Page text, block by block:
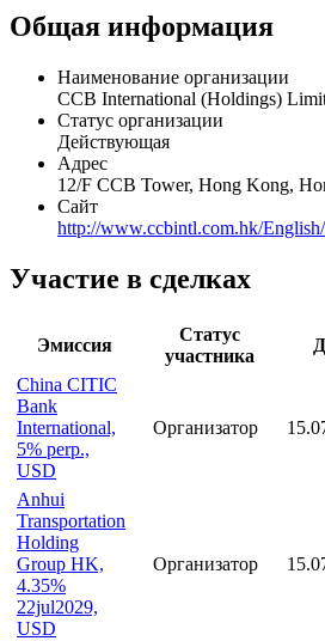
Общая информация
Наименование организации
CCB International (Holdings)
Статус организации
Действующая
Адрес
12/F CCB Tower, Hong Kong,
Сайт
http://www.ccbintl.com.hk/
Участие в сделках
Эмиссия
Статус
участника
China CITIC
Bank
International,
5% perp.,
USD
Организатор
Anhui
Transportation
Holding
Group HK,
4.35%
22jul2029,
USD
Организатор